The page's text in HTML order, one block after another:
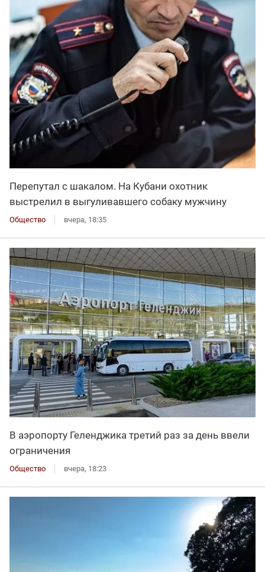
Перепутал с шакалом. На Кубани охотник
выстрелил в выгуливавшего собаку мужчину
Общество вчера, 18:35
В аэропорту Геленджика третий раз за день ввели
ограничения
Общество вчера, 18:23